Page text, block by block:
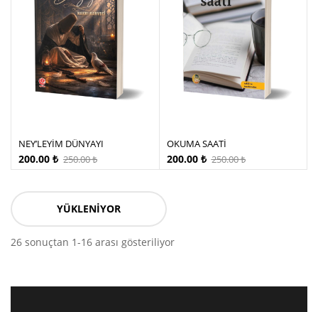
NEY’LEYİM DÜNYAYI
250.00₺
200.00 ₺
OKUMA SAATİ
250.00₺
200.00 ₺
YÜKLENIYOR
26 sonuçtan 1-16 arası gösteriliyor